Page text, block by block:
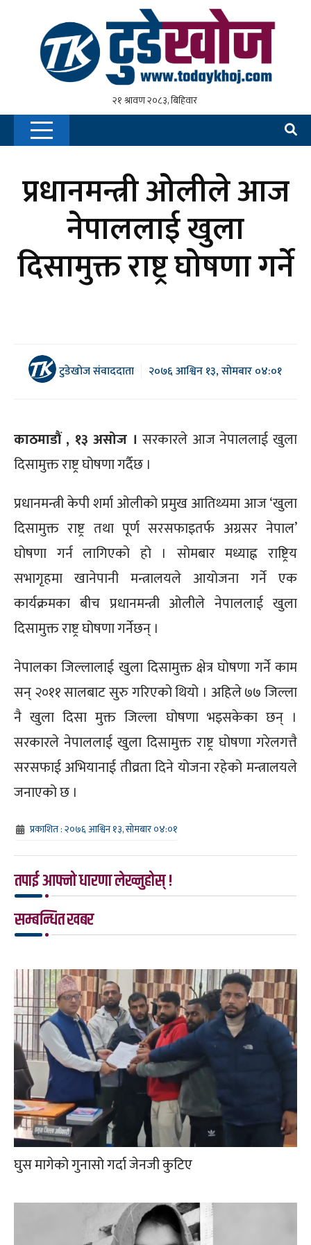
प्रधानमन्त्री ओलीले आज
नेपाललाई खुला
दिसामुक्त राष्ट्र घोषणा गर्ने
टुडेखोज संवाददाता २०७६ आश्विन १३, सोमबार ०४:०१
काठमाडौं , १३ असोज । सरकारले आज नेपाललाई खुला
दिसामुक्त राष्ट्र घोषणा गर्दैछ ।
प्रधानमन्त्री केपी शर्मा ओलीको प्रमुख आतिथ्यमा आज ‘खुला
दिसामुक्त राष्ट्र तथा पूर्ण सरसफाइतर्फ अग्रसर नेपाल’
घोषणा गर्न लागिएको हो । सोमबार मध्याह्न राष्ट्रिय
सभागृहमा खानेपानी मन्त्रालयले आयोजना गर्ने एक
कार्यक्रमका बीच प्रधानमन्त्री ओलीले नेपाललाई खुला
दिसामुक्त राष्ट्र घोषणा गर्नेछन् ।
नेपालका जिल्लालाई खुला दिसामुक्त क्षेत्र घोषणा गर्ने काम
सन् २०११ सालबाट सुरु गरिएको थियो । अहिले ७७ जिल्ला
नै खुला दिसा मुक्त जिल्ला घोषणा भइसकेका छन् ।
सरकारले नेपाललाई खुला दिसामुक्त राष्ट्र घोषणा गरेलगत्तै
सरसफाई अभियानाई तीव्रता दिने योजना रहेको मन्त्रालयले
जनाएको छ ।
प्रकाशित : २०७६ आश्विन १३, सोमबार ०४:०१
तपाई आफ्नो धारणा लेख्नुहोस् !
सम्बन्धित खबर
घुस मागेको गुनासो गर्दा जेनजी कुटिए